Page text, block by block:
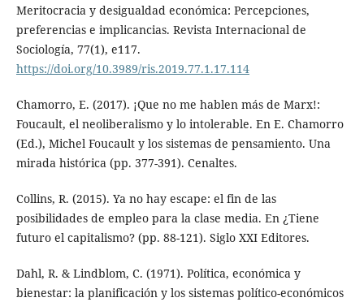
Meritocracia y desigualdad económica: Percepciones,
preferencias e implicancias. Revista Internacional de
Sociología, 77(1), e117.
https://doi.org/10.3989/ris.2019.77.1.17.114
Chamorro, E. (2017). ¡Que no me hablen más de Marx!:
Foucault, el neoliberalismo y lo intolerable. En E. Chamorro
(Ed.), Michel Foucault y los sistemas de pensamiento. Una
mirada histórica (pp. 377-391). Cenaltes.
Collins, R. (2015). Ya no hay escape: el fin de las
posibilidades de empleo para la clase media. En ¿Tiene
futuro el capitalismo? (pp. 88-121). Siglo XXI Editores.
Dahl, R. & Lindblom, C. (1971). Política, económica y
bienestar: la planificación y los sistemas político-económicos